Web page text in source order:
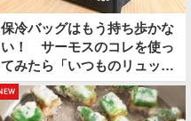
保冷バッグはもう持ち歩かな
い！ サーモスのコレを使っ
てみたら「いつものリュック
の中に保冷スペースができ
た」
new